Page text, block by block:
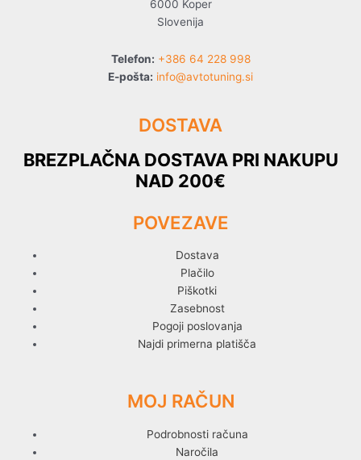
6000 Koper
Slovenija
Telefon: +386 64 228 998
E-pošta: info@avtotuning.si
DOSTAVA
BREZPLAČNA DOSTAVA PRI NAKUPU
NAD 200€
POVEZAVE
Dostava
Plačilo
Piškotki
Zasebnost
Pogoji poslovanja
Najdi primerna platišča
MOJ RAČUN
Podrobnosti računa
Naročila